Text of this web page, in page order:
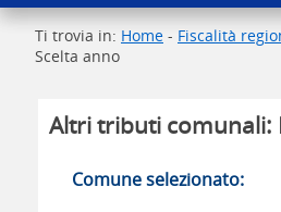
Ti trovia in: Home - Fiscalità
Scelta anno
Altri tributi comunali:
Comune selezionato: